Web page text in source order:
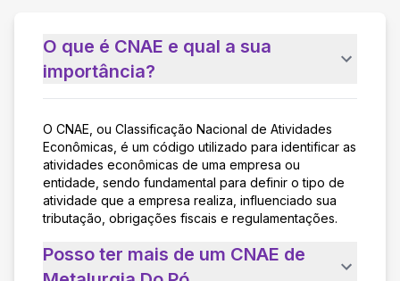
O que é CNAE e qual a sua
importância?
O CNAE, ou Classificação Nacional de Atividades
Econômicas, é um código utilizado para identificar as
atividades econômicas de uma empresa ou
entidade, sendo fundamental para definir o tipo de
atividade que a empresa realiza, influenciado sua
tributação, obrigações fiscais e regulamentações.
Posso ter mais de um CNAE de